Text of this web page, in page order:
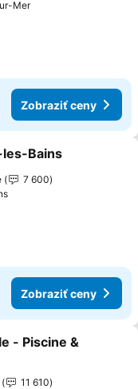
Mer
Zobraziť ceny
obľúbených
les-Bains
7 600
Zobraziť ceny
obľúbených
- Piscine &
11 610